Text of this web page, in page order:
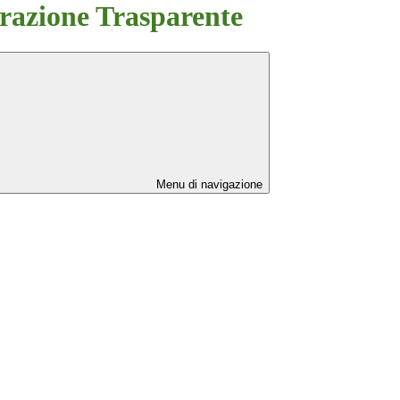
Trasparente
Menu di navigazione